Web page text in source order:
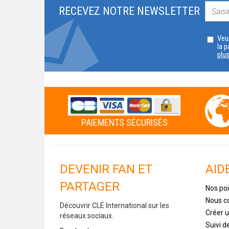
RECEVEZ NOTRE NEWSLETTER
la
plus
PAIEMENTS SÉCURISÉS
DEVENIR FAN ET
PARTAGER
Découvrir CLE International sur les
réseaux sociaux.
Nos
Nous
Créer
Suivi